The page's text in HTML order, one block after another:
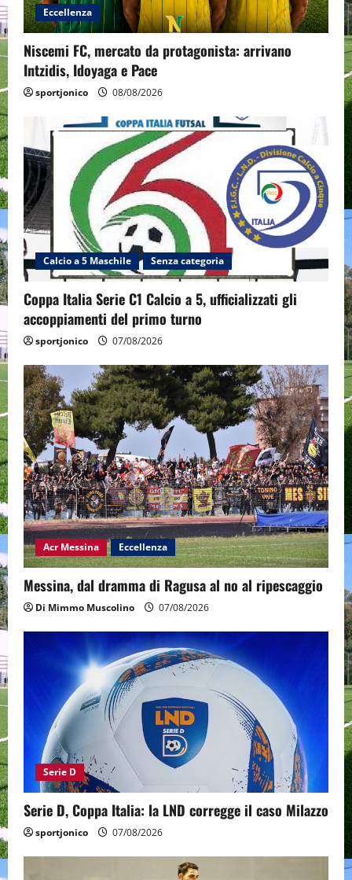
Eccellenza
Niscemi FC, mercato da protagonista: arrivano
Intzidis, Idoyaga e Pace
sportjonico 08/08/2026
Calcio a 5 Maschile Senza categoria
Coppa Italia Serie C1 Calcio a 5, ufficializzati gli
accoppiamenti del primo turno
sportjonico 07/08/2026
Acr Messina Eccellenza
Messina, dal dramma di Ragusa al no al ripescaggio
Di Mimmo Muscolino 07/08/2026
Serie D
Serie D, Coppa Italia: la LND corregge il caso Milazzo
sportjonico 07/08/2026